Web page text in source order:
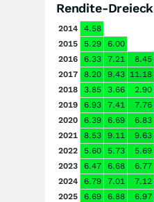
Rendite-Dreieck
2014
4.58
2015
5.29
6.00
2016
6.33 7.21
8.45
2017
8.20 9.43 11.18
2018
3.85 3.66 2.90
2019
6.93 7.41 7.76
2020
6.39 6.69 6.83
2021
8.53 9.11 9.63
2022
5.60 5.73 5.69
2023
6.47 6.68 6.77
2024
6.79 7.01 7.12
2025
6.69 6.88 6.97